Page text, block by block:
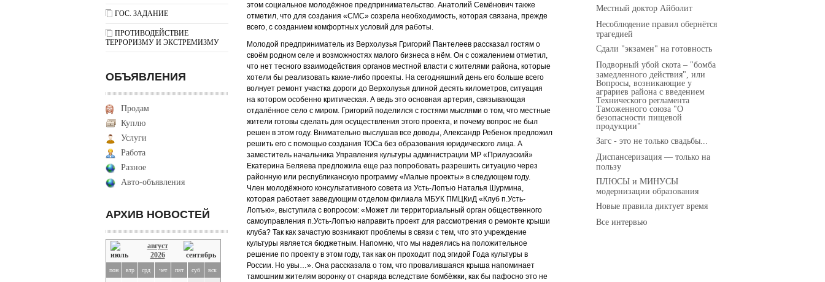
ГОС. ЗАДАНИЕ
ПРОТИВОДЕЙСТВИЕ
ТЕРРОРИЗМУ И ЭКСТРЕМИЗМУ
ОБЪЯВЛЕНИЯ
Продам
Куплю
Услуги
Работа
Разное
Авто-объявления
АРХИВ НОВОСТЕЙ
август
2026
пон втр срд чет пят суб вск
этом социальное молодёжное предпринимательство. Анатолий Семёнович также
отметил, что для создания «СМС» созрела необходимость, которая связана, прежде
всего, с созданием комфортных условий для работы.
Молодой предприниматель из Верхолузья Григорий Пантелеев рассказал гостям о
своём родном селе и возможностях малого бизнеса в нём. Он с сожалением отметил,
что нет тесного взаимодействия органов местной власти с жителями района, которые
хотели бы реализовать какие-либо проекты. На сегодняшний день его больше всего
волнует ремонт участка дороги до Верхолузья длиной десять километров, ситуация
на котором особенно критическая. А ведь это основная артерия, связывающая
отдалённое село с миром. Григорий поделился с гостями мыслями о том, что местные
жители готовы сделать для осуществления этого проекта, и почему вопрос не был
решен в этом году. Внимательно выслушав все доводы, Александр Ребенок предложил
решить его с помощью создания ТОСа без образования юридического лица. А
заместитель начальника Управления культуры администрации МР «Прилузский»
Екатерина Беляева предложила еще раз попробовать разрешить ситуацию через
районную или республиканскую программу «Малые проекты» в следующем году.
Член молодёжного консультативного совета из Усть-Лопъю Наталья Шурмина,
которая работает заведующим отделом филиала МБУК ПМЦКиД «Клуб п.Усть-
Лопъю», выступила с вопросом: «Может ли территориальный орган общественного
самоуправления п.Усть-Лопъю направить проект для рассмотрения о ремонте крыши
клуба? Так как зачастую возникают проблемы в связи с тем, что это учреждение
культуры является бюджетным. Напомню, что мы надеялись на положительное
решение по проекту в этом году, так как он проходит под эгидой Года культуры в
России. Но увы…». Она рассказала о том, что провалившаяся крыша напоминает
тамошним жителям воронку от снаряда вследствие бомбёжки, как бы пафосно это не
Местный доктор Айболит
Несоблюдение правил обернётся
трагедией
Сдали "экзамен" на готовность
Подворный убой скота – "бомба
замедленного действия", или
Вопросы, возникающие у
аграриев района с введением
Технического регламента
Таможенного союза "О
безопасности пищевой
продукции"
Загс - это не только свадьбы...
Диспансеризация — только на
пользу
ПЛЮСЫ и МИНУСЫ
модернизации образования
Новые правила диктует время
Все интервью